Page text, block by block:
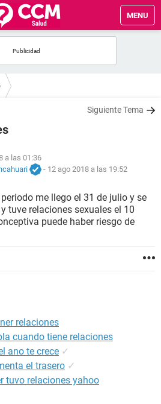
MENU
Siguiente Tema
a las 01:36
- 12 ago 2018 a las 19:52
me llego el 31 de julio y se
tuve relaciones sexuales el 10
puede haber riesgo de
relaciones
cuando tiene relaciones
ano te crece ✓
el trasero ✓
tuvo relaciones yahoo